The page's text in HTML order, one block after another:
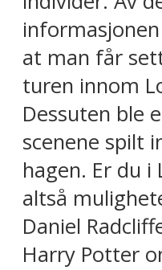
at man får
turen innom
Dessuten ble
scenene spilt
hagen. Er du i
altså
Daniel
Harry Potter